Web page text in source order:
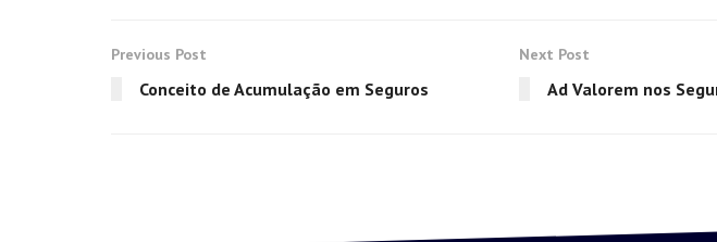
Previous Post
Conceito de Acumulação em Seguros
Next Post
Ad Valorem nos